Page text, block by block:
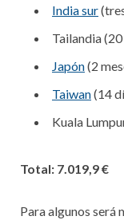
India sur
Tailandia
Japón(2
Taiwan(14
Kuala
Total: 7.019,9 €
Para algunos será